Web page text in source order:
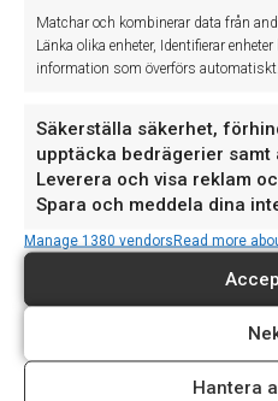
Matchar och kombinerar data från
Länka olika enheter, Identifierar
information som överförs automatiskt.
Säkerställa säkerhet,
upptäcka bedrägerier samt
Leverera och visa reklam
Spara och meddela dina
Manage 1380 vendorsRead more
Hantera
Driftstörning (Åtgärdat)
Vi upplever just nu en
Läs mer »
Winassist System
Winassist system AB utvecklar
som effektiviserar det dagliga